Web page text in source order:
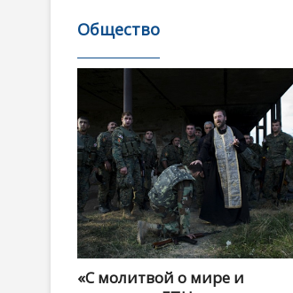
Общество
«С молитвой о мире и